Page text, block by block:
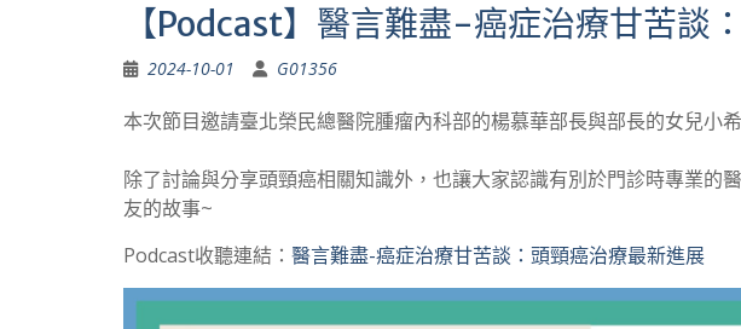
【Podcast】醫言難盡-癌症治療甘苦談
2024-10-01 G01356
本次節目邀請臺北榮民總醫院腫瘤內科部的楊慕華部長與部長的女兒小
除了討論與分享頭頸癌相關知識外，也讓大家認識有別於門診時專業的
友的故事~
Podcast收聽連結： 醫言難盡-癌症治療甘苦談：頭頸癌治療最新進展